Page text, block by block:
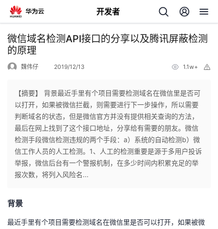
开发者
返
回
个
人
主
我
的
微信域名检测API接口的分享以及腾讯屏蔽检测
的原理
魏伟仔 2019/12/13 1.1w+
【摘要】 背景最近手里有个项目需要检测域名在微信里是否可
以打开，如果被微信拦截，则需要进行下一步操作，所以需要
判断域名的状态，但是微信官方并没有提供相关查询的方法，
最后在网上找到了这个接口地址，分享给有需要的朋友。微信
检测手段微信检测违规的两个手段：a）系统的自动检测b）微
信工作人员的人工检测。1、人工的检测重要是源于多用户投诉
举报，微信后台有一个警报机制，在多少时间内积累充足的举
报次数，将列入风险名...
背景
最近手里有个项目需要检测域名在微信里是否可以打开，如果被微